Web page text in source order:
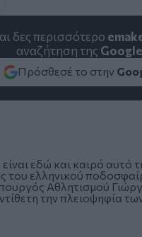
δες περισσότερο
αναζήτηση της Google
Πρόσθεσέ το στην
εδώ και καιρό αυτό
του ελληνικού
Αθλητισμού
την πλειοψηφία